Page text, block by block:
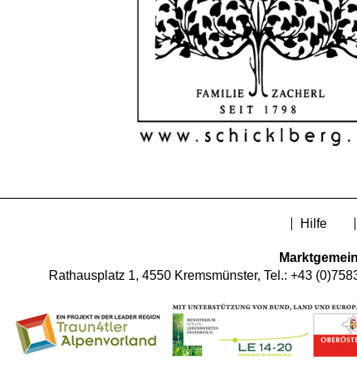
Hilfe
Rathausplatz 1, 4550 Kremsmünster, Tel.: +43